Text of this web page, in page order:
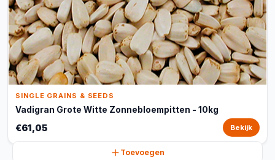
SINGLE GRAINS & SEEDS
Vadigran Grote Witte Zonnebloempitten - 10kg
€61,05 Bekijk
Toevoegen